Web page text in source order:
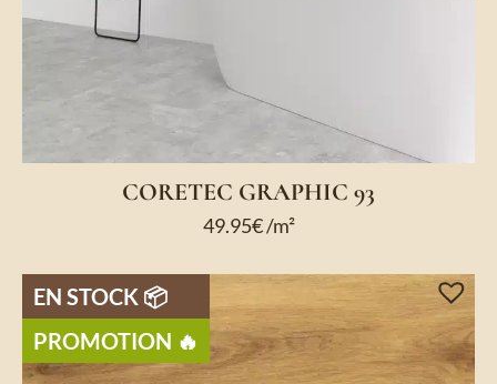
CORETEC GRAPHIC 93
49.95€/m²
EN STOCK 📦
PROMOTION 🔥